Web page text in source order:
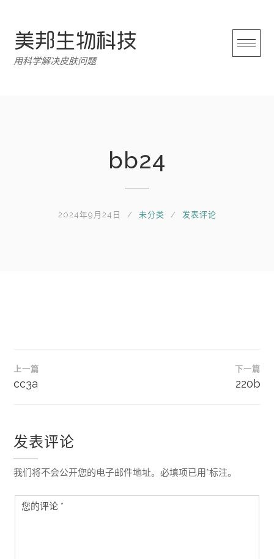
用科学解决皮肤问题
bb24
2024年9月24日 未分类 发表评论
文
章
航
上一篇
cc3a
下一篇
220b
发表评论
我们将不会公开您的电子邮件地址。必填项已用*标注。